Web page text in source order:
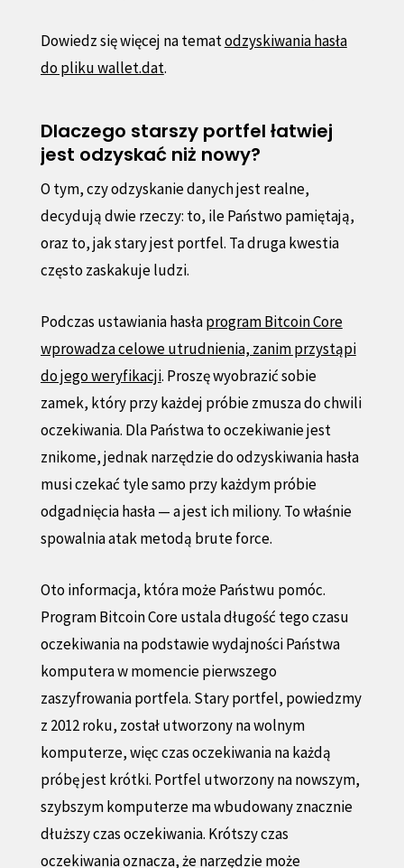
Dowiedz się więcej na tematodzyskiwania hasła
do pliku wallet.dat.
Dlaczego starszy portfel łatwiej
jest odzyskać niż nowy?
O tym, czy odzyskanie danych jest realne,
decydują dwie rzeczy: to, ile Państwo pamiętają,
oraz to, jak stary jest portfel. Ta druga kwestia
często zaskakuje ludzi.
Podczas ustawiania hasłaprogram Bitcoin Core
wprowadza celowe utrudnienia, zanim przystąpi
do jego weryfikacji. Proszę wyobrazić sobie
zamek, który przy każdej próbie zmusza do chwili
oczekiwania. Dla Państwa to oczekiwanie jest
znikome, jednak narzędzie do odzyskiwania hasła
musi czekać tyle samo przy każdym próbie
odgadnięcia hasła — a jest ich miliony. To właśnie
spowalnia atak metodą brute force.
Oto informacja, która może Państwu pomóc.
Program Bitcoin Core ustala długość tego czasu
oczekiwania na podstawie wydajności Państwa
komputera w momencie pierwszego
zaszyfrowania portfela. Stary portfel, powiedzmy
z 2012 roku, został utworzony na wolnym
komputerze, więc czas oczekiwania na każdą
próbę jest krótki. Portfel utworzony na nowszym,
szybszym komputerze ma wbudowany znacznie
dłuższy czas oczekiwania. Krótszy czas
oczekiwania oznacza, że narzędzie może